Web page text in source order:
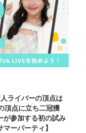
ライバーの頂点は
頂点に立ち二冠獲
が参加する初の試み
ーパーティ】